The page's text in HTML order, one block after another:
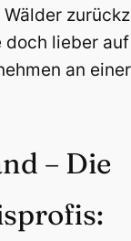
doch lieber
an
– Die